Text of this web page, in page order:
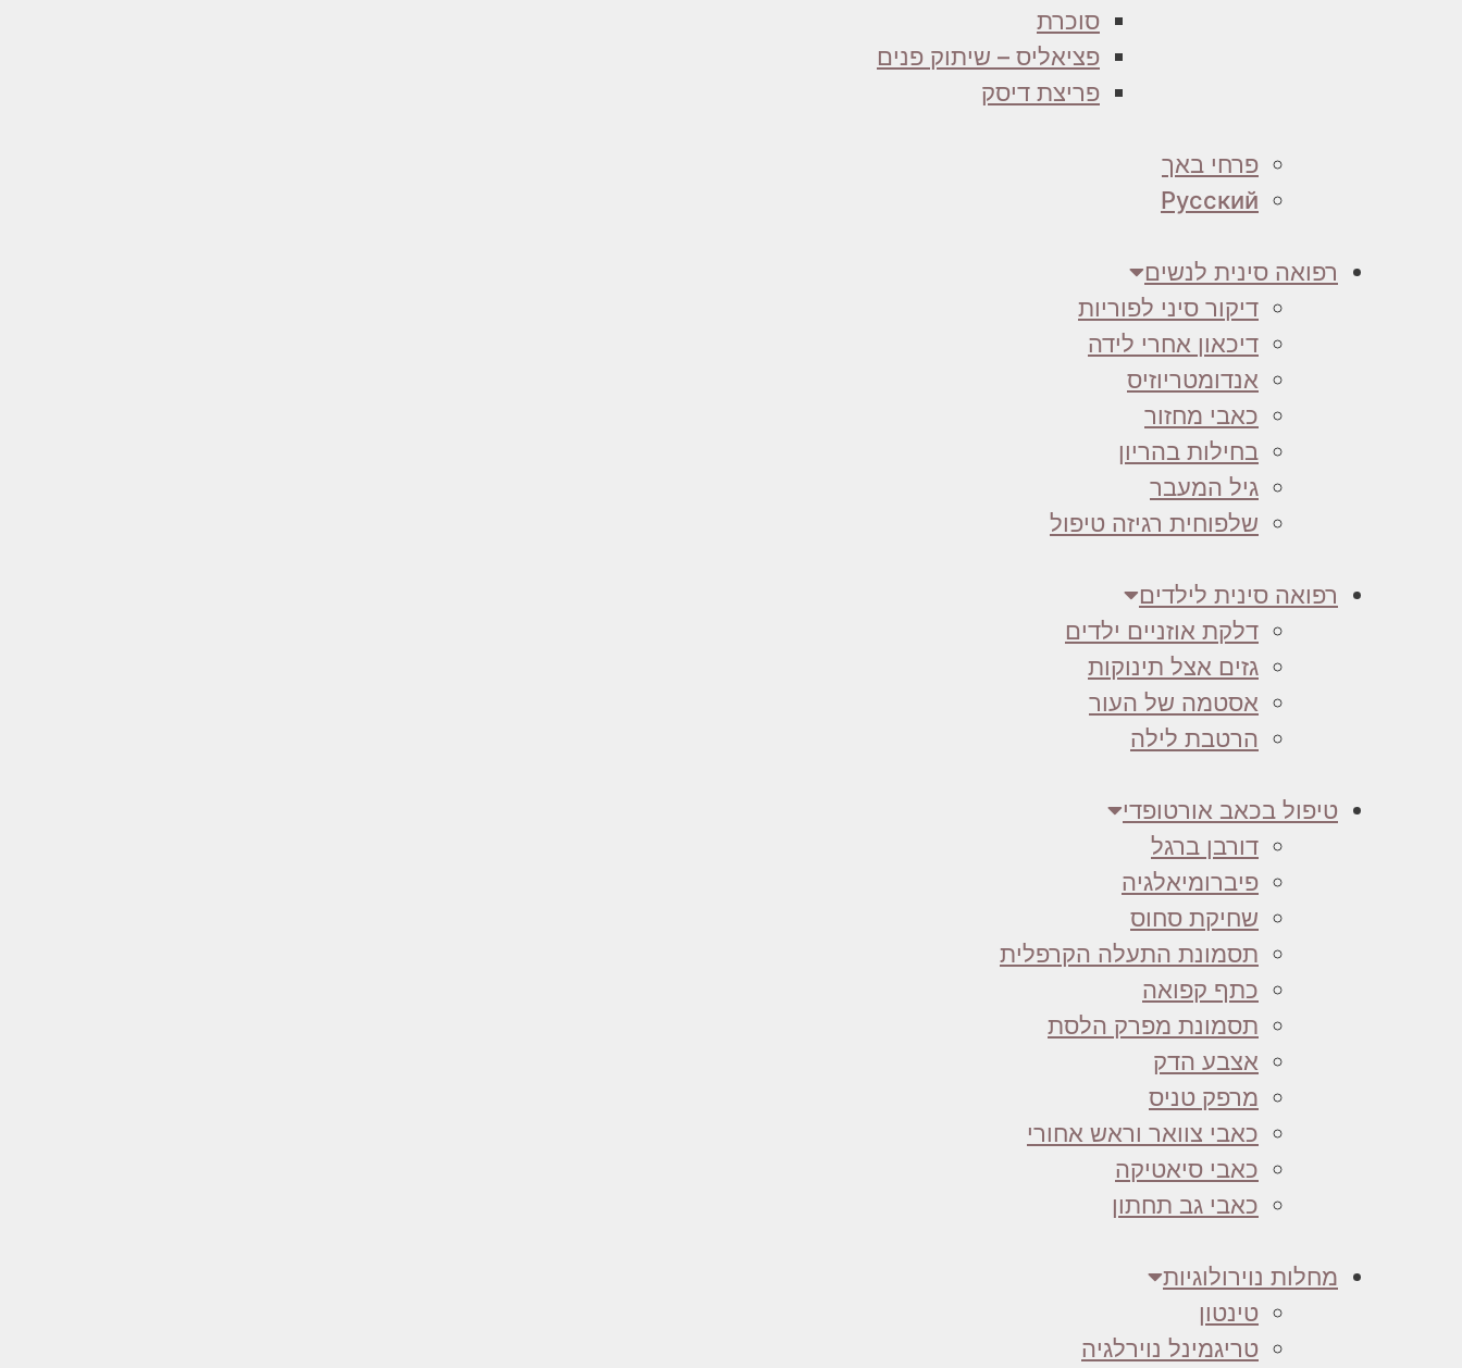
סוכרת
פציאליס – שיתוק פנים
פריצת דיסק
פרחי באך
Русский
רפואה סינית לנשים
דיקור סיני לפוריות
דיכאון אחרי לידה
אנדומטריוזיס
כאבי מחזור
בחילות בהריון
גיל המעבר
שלפוחית רגיזה טיפול
רפואה סינית לילדים
דלקת אוזניים ילדים
גזים אצל תינוקות
אסטמה של העור
הרטבת לילה
טיפול בכאב אורטופדי
דורבן ברגל
פיברומיאלגיה
שחיקת סחוס
תסמונת התעלה הקרפלית
כתף קפואה
תסמונת מפרק הלסת
אצבע הדק
מרפק טניס
כאבי צוואר וראש אחורי
כאבי סיאטיקה
כאבי גב תחתון
מחלות נוירולוגיות
טינטון
טריגמינל נוירלגיה